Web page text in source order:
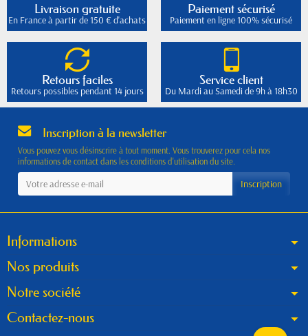
Livraison gratuite
En France à partir de 150 € d'achats
Paiement sécurisé
Paiement en ligne 100% sécurisé
Retours faciles
Retours possibles pendant 14 jours
Service client
Du Mardi au Samedi de 9h à 18h30
Inscription à la newsletter
Vous pouvez vous désinscrire à tout moment. Vous trouverez pour cela nos
informations de contact dans les conditions d'utilisation du site.
Informations
Nos produits
Notre société
Contactez-nous